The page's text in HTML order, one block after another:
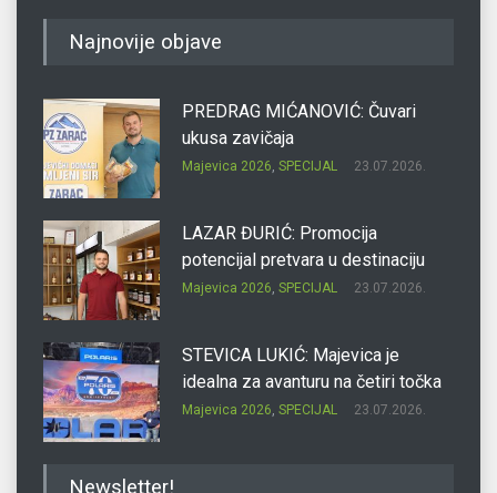
Najnovije objave
PREDRAG MIĆANOVIĆ: Čuvari
ukusa zavičaja
Majevica 2026, SPECIJAL 23.07.2026.
LAZAR ĐURIĆ: Promocija
potencijal pretvara u destinaciju
Majevica 2026, SPECIJAL 23.07.2026.
STEVICA LUKIĆ: Majevica je
idealna za avanturu na četiri točka
Majevica 2026, SPECIJAL 23.07.2026.
Newsletter!